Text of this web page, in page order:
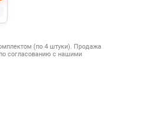
(по 4 штуки). Продажа
согласованию с нашими